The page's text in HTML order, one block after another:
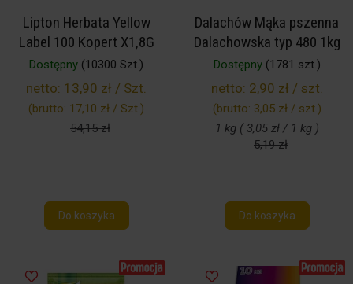
Lipton Herbata Yellow
Label 100 Kopert X1,8G
Dostępny (10300 Szt.)
netto: 13,90 zł / Szt.
(brutto: 17,10 zł / Szt.)
54,15 zł
Do koszyka
Dalachów Mąka pszenna
Dalachowska typ 480 1kg
Dostępny(1781 szt.)
netto: 2,90 zł / szt.
(brutto: 3,05 zł / szt.)
1 kg ( 3,05 zł / 1 kg )
5,19 zł
Do koszyka